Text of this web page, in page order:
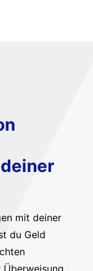
mit deiner
du Geld